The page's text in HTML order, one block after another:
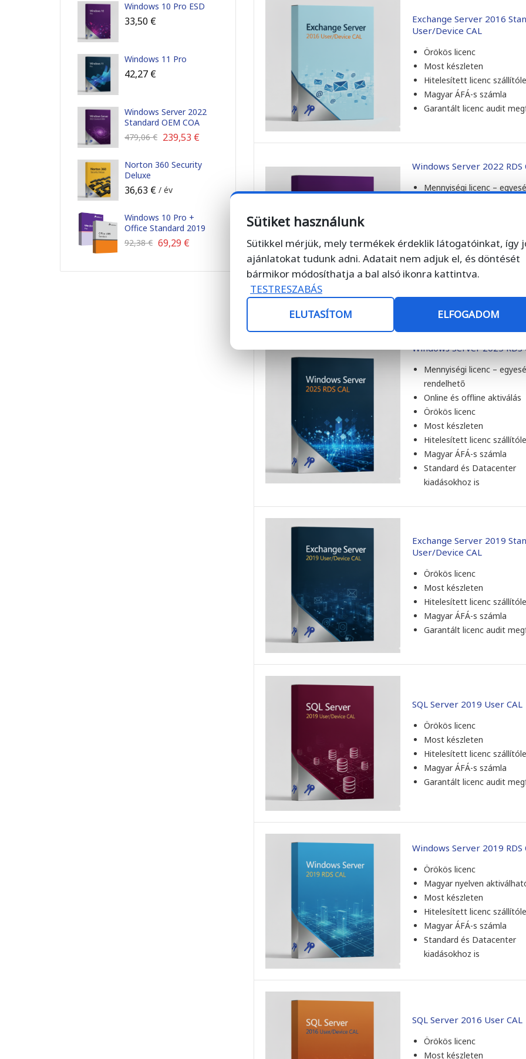
Exchange Server 2016
User/Device CAL
Örökös licenc
Most készleten
Hitelesített licenc
Magyar ÁFÁ-s számla
Garantált licenc audit
Windows Server 2022 RDS
Mennyiségi licenc –
Most készleten
Hitelesített licenc
Magyar ÁFÁ-s számla
kiadásokhoz is
Windows Server 2025 RDS
Mennyiségi licenc –
rendelhető
Online és offline aktiválás
Örökös licenc
Most készleten
Hitelesített licenc
Magyar ÁFÁ-s számla
Standard és Datacenter
kiadásokhoz is
Exchange Server 2019
User/Device CAL
Örökös licenc
Most készleten
Hitelesített licenc
Magyar ÁFÁ-s számla
Garantált licenc audit
SQL Server 2019 User CAL
Örökös licenc
Most készleten
Hitelesített licenc
Magyar ÁFÁ-s számla
Garantált licenc audit
Windows Server 2019 RDS
Örökös licenc
Magyar nyelven
Most készleten
Hitelesített licenc
Magyar ÁFÁ-s számla
Standard és Datacenter
kiadásokhoz is
SQL Server 2016 User CAL
Örökös licenc
Most készleten
Windows 10 Pro ESD
33,50 €
Windows 11 Pro
42,27 €
Windows Server 2022
Standard OEM COA
479,06€ 239,53 €
Norton 360 Security
Deluxe
36,63 € / év
Windows 10 Pro +
Office Standard 2019
92,38€ 69,29 €
Sütiket használunk
Sütikkel mérjük, mely termékek érdeklik látogatóinkat, így
ajánlatokat tudunk adni. Adatait nem adjuk el, és döntését
bármikor módosíthatja a bal alsó ikonra kattintva.
TESTRESZABÁS
ELUTASÍTOM
ELFOGADOM